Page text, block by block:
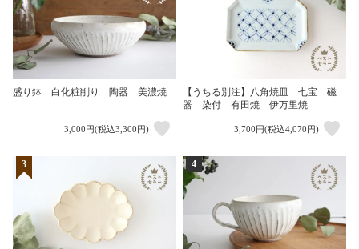
盛り鉢 白化粧削り 陶器 美濃焼
3,000円(税込3,300円)
【うちる別注】八角焼皿 七宝 磁
器 染付 有田焼 伊万里焼
3,700円(税込4,070円)
3 4